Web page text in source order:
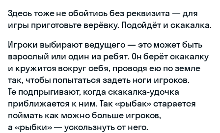
Здесь тоже не обойтись без реквизита — для
игры приготовьте верёвку. Подойдёт и скакалка.
Игроки выбирают ведущего — это может быть
взрослый или один из ребят. Он берёт скакалку
и кружится вокруг себя, проводя ею по земле
так, чтобы попытаться задеть ноги игроков.
Те подпрыгивают, когда скакалка-удочка
приближается к ним. Так «рыбак» старается
поймать как можно больше игроков,
а «рыбки» — ускользнуть от него.